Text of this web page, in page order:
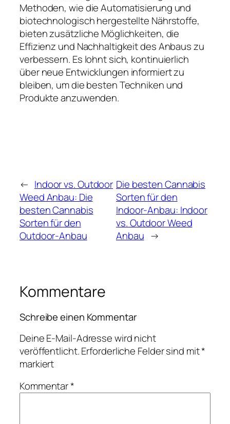
Methoden, wie die Automatisierung und
biotechnologisch hergestellte Nährstoffe,
bieten zusätzliche Möglichkeiten, die
Effizienz und Nachhaltigkeit des Anbaus zu
verbessern. Es lohnt sich, kontinuierlich
über neue Entwicklungen informiert zu
bleiben, um die besten Techniken und
Produkte anzuwenden.
← Indoor vs. Outdoor
Weed Anbau: Die
besten Cannabis
Sorten für den
Outdoor-Anbau
Die besten Cannabis
Sorten für den
Indoor-Anbau: Indoor
vs. Outdoor Weed
Anbau →
Kommentare
Schreibe einen Kommentar
Deine E-Mail-Adresse wird nicht
veröffentlicht.Erforderliche Felder sind mit*
markiert
Kommentar*